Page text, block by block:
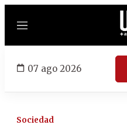
Menú
07 ago 2026
Sociedad